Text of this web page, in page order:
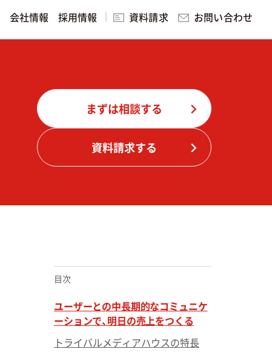
会社情報 採用情報 資料請求 お問い合わせ
実践的マーケティング研修・講演
無料マーケティング学習サービ
無料マーケティング学習サービス「MAR
PS」
まずは相談する
資料請求する
目次
ユーザーとの中長期的なコミュニケ
ーションで、明日の売上をつくる
トライバルメディアハウスの特長